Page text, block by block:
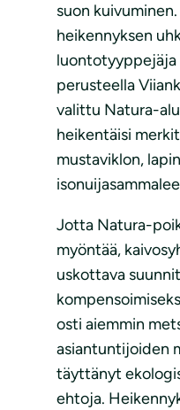
suon
heikennyksen
luontotyyppejäja
perusteella
valittu Natura-
heikentäisi
mustaviklon,
Jotta Natura-
myöntää,
uskottava
osti aiemmin
asiantuntijoiden
täyttänyt
ehtoja.